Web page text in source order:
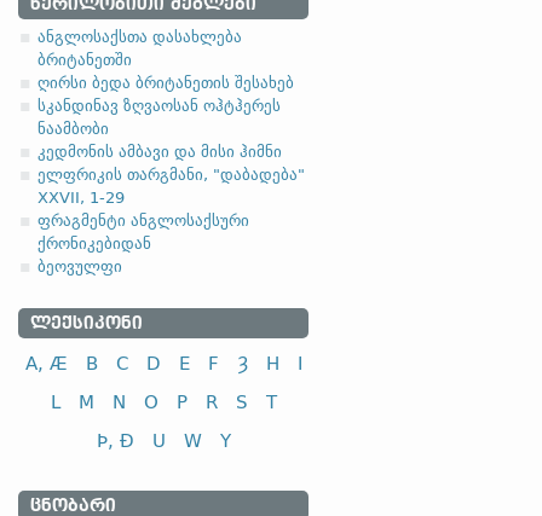
ᲬᲔᲠᲘᲚᲝᲑᲘᲗᲘ ᲫᲔᲒᲚᲔᲑᲘ
ანგლოსაქსთა დასახლება
ბრიტანეთში
ღირსი ბედა ბრიტანეთის შესახებ
სკანდინავ ზღვაოსან ოჰტჰერეს
ნაამბობი
კედმონის ამბავი და მისი ჰიმნი
ელფრიკის თარგმანი, "დაბადება"
XXVII, 1-29
ფრაგმენტი ანგლოსაქსური
ქრონიკებიდან
ბეოვულფი
ᲚᲔᲥᲡᲘᲙᲝᲜᲘ
A, Æ B C D E F Ȝ H
I
L
M N O P R S
T
Þ, Ð
U W Y
ᲪᲜᲝᲑᲐᲠᲘ